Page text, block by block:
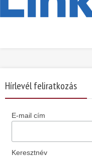
Hírlevél feliratkozás
E-mail cím
Keresztnév